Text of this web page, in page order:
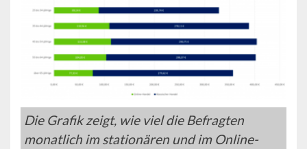
Die Grafik zeigt, wie viel die Befragten
monatlich im stationären und im Online-